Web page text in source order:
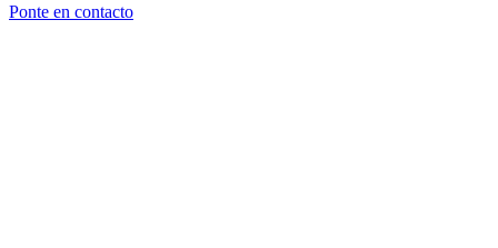
Ponte en contacto